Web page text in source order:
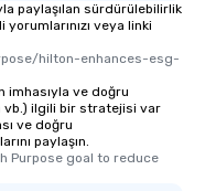
paylaşılan sürdürülebilirlik
veya linki
hilton-enhances-esg-
imhasıyla ve doğru
vb.) ilgili bir stratejisi var
ve doğru
paylaşın.
Purpose goal to reduce